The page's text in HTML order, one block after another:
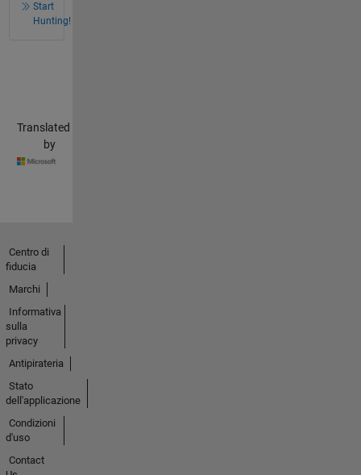
Start
Hunting!
Translated
by
Centro di
fiducia
Marchi
Informativa
sulla
privacy
Antipirateria
Stato
dell'applicazione
Condizioni
d'uso
Contact